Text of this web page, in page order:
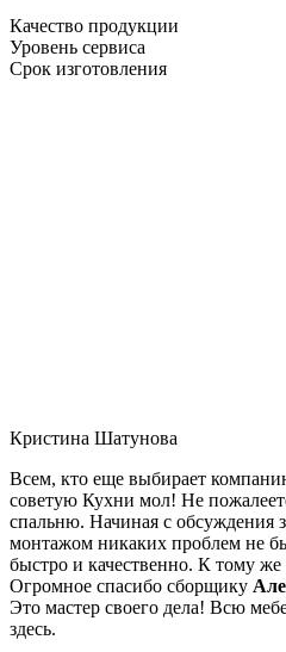
Качество продукции
Уровень сервиса
Срок изготовления
Кристина Шатунова
Всем, кто еще выбирает
советую Кухни мол! Не
спальню. Начиная с обсуждения
монтажом никаких проблем не
быстро и качественно. К тому
Огромное спасибо сборщику
Это мастер своего дела! Всю
здесь.